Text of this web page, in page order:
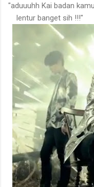
"aduuuhh Kai badan kamu
lentur banget sih !!!"